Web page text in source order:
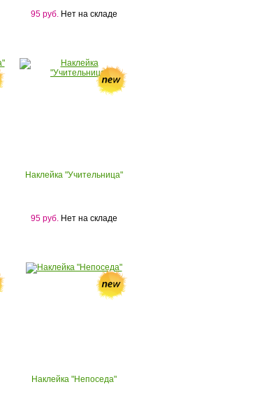
95 руб.Нет на складе
Наклейка "Учительница"
95 руб.Нет на складе
Наклейка "Непоседа"